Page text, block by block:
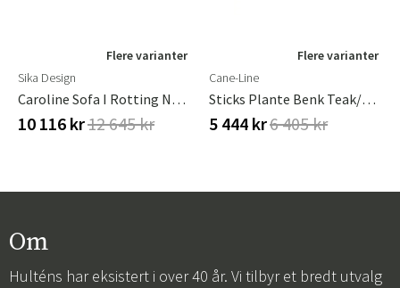
Flere varianter
Sika Design
Caroline Sofa I Rotting Nature
10 116 kr12 645 kr
Flere varianter
Cane-Line
Sticks Plante Benk Teak/sand
5 444 kr6 405 kr
Om
Hulténs har eksistert i over 40 år. Vi tilbyr et bredt utvalg